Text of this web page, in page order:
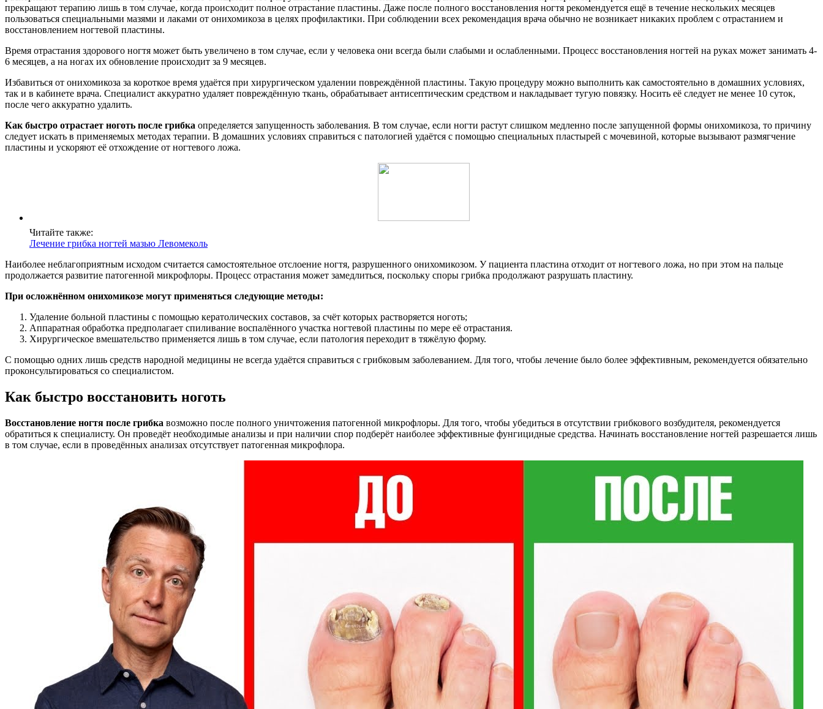
прекращают терапию лишь в том случае, когда происходит полное отрастание пластины. Даже после полного восстановления ногтя рекомендуется ещё в течение нескольких месяцев
пользоваться специальными мазями и лаками от онихомикоза в целях профилактики. При соблюдении всех рекомендация врача обычно не возникает никаких проблем с отрастанием и
восстановлением ногтевой пластины.
Время отрастания здорового ногтя может быть увеличено в том случае, если у человека они всегда были слабыми и ослабленными. Процесс восстановления ногтей на руках может занимать 4-
6 месяцев, а на ногах их обновление происходит за 9 месяцев.
Избавиться от онихомикоза за короткое время удаётся при хирургическом удалении повреждённой пластины. Такую процедуру можно выполнить как самостоятельно в домашних условиях,
так и в кабинете врача. Специалист аккуратно удаляет повреждённую ткань, обрабатывает антисептическим средством и накладывает тугую повязку. Носить её следует не менее 10 суток,
после чего аккуратно удалить.
Как быстро отрастает ноготь после грибка определяется запущенность заболевания. В том случае, если ногти растут слишком медленно после запущенной формы онихомикоза, то причину
следует искать в применяемых методах терапии. В домашних условиях справиться с патологией удаётся с помощью специальных пластырей с мочевиной, которые вызывают размягчение
пластины и ускоряют её отхождение от ногтевого ложа.
Читайте также:
Лечение грибка ногтей мазью Левомеколь
Наиболее неблагоприятным исходом считается самостоятельное отслоение ногтя, разрушенного онихомикозом. У пациента пластина отходит от ногтевого ложа, но при этом на пальце
продолжается развитие патогенной микрофлоры. Процесс отрастания может замедлиться, поскольку споры грибка продолжают разрушать пластину.
При осложнённом онихомикозе могут применяться следующие методы:
Удаление больной пластины с помощью кератолических составов, за счёт которых растворяется ноготь;
Аппаратная обработка предполагает спиливание воспалённого участка ногтевой пластины по мере её отрастания.
Хирургическое вмешательство применяется лишь в том случае, если патология переходит в тяжёлую форму.
С помощью одних лишь средств народной медицины не всегда удаётся справиться с грибковым заболеванием. Для того, чтобы лечение было более эффективным, рекомендуется обязательно
проконсультироваться со специалистом.
Как быстро восстановить ноготь
Восстановление ногтя после грибка возможно после полного уничтожения патогенной микрофлоры. Для того, чтобы убедиться в отсутствии грибкового возбудителя, рекомендуется
обратиться к специалисту. Он проведёт необходимые анализы и при наличии спор подберёт наиболее эффективные фунгицидные средства. Начинать восстановление ногтей разрешается лишь
в том случае, если в проведённых анализах отсутствует патогенная микрофлора.